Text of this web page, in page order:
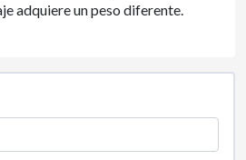
adquiere un peso diferente.